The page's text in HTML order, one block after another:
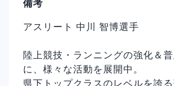
備考
アスリート 中川 智博選手
陸上競技・ランニングの強化＆
に、様々な活動を展開中。
県下トップクラスのレベルを誇